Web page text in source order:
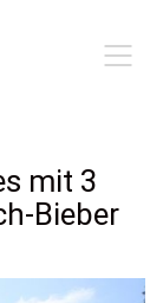
mit 3
Bieber